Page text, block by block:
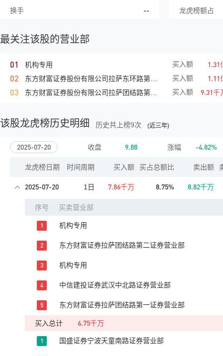
换手 --
龙虎榜额占
最关注该股的营业部
01 机构专用
02
03
买入额 1.31
买入额 1.11
买入额 9.31千
该股龙虎榜历史明细 历史共上榜9次 (近三年)
2025-07-20 收盘 9.88 涨幅 -4.82%
龙虎榜日期 时间周期 买入额 买占总额比 卖出额
2025-07-20 1日 7.86千万 8.75% 8.82千万
序号 买卖营业部
1 机构专用
2 东方财富证券拉萨团结路第二证券营业部
3 机构专用
4 中信建投证券武汉中北路证券营业部
5 东方财富证券拉萨团结路第一证券营业部
买入总计 6.75千万
1 国盛证券宁波天童南路证券营业部